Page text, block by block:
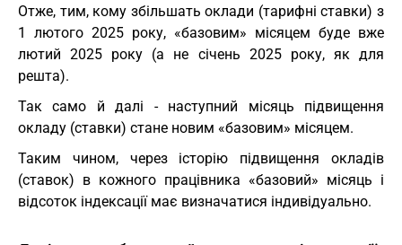
Отже, тим, кому збільшать оклади (тарифні ставки) з
1 лютого 2025 року, «базовим» місяцем буде вже
лютий 2025 року (а не січень 2025 року, як для
решта).
Так само й далі - наступний місяць підвищення
окладу (ставки) стане новим «базовим» місяцем.
Таким чином, через історію підвищення окладів
(ставок) в кожного працівника «базовий» місяць і
відсоток індексації має визначатися індивідуально.